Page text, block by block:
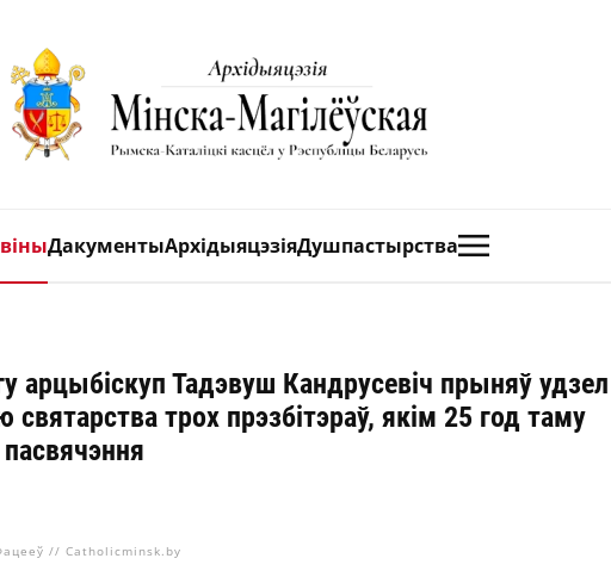
ДакументыАрхідыяцэзіяДушпастырства
арцыбіскуп Тадэвуш Кандрусевіч прыняў
святарства трох прэзбітэраў, якім 25 год таму
// Catholicminsk.by